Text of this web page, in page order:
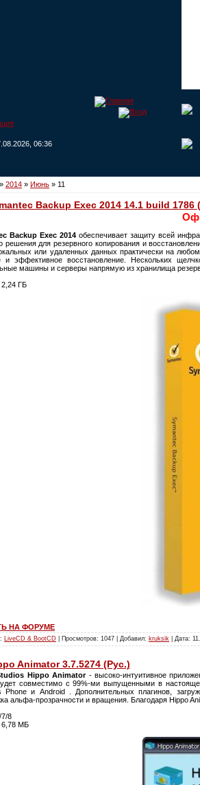
06:36
» 2014 » Июнь » 11
Backup Exec 2014 14.1 build 1786
Backup Exec 2014 обеспечивает защиту всей
решения для резервного копирования и
или удаленных данных практически на
и эффективное восстановление. Нескольких
машины и серверы напрямую из хранилища
ГБ
НА ФОРУМЕ
LiveCD & BootCD | Просмотров: 1047 | Добавил: kruksik | Дата:
Animator 3.7.5274 (Рус.)
Hippo Animator- высоко-интуитивное
совместимо с 99%-ми выпущенными в
Phone и Android . Дополнительных плагинов,
альфа-прозрачности и вращения. Благодаря Hippo
7/8
6,78 МБ